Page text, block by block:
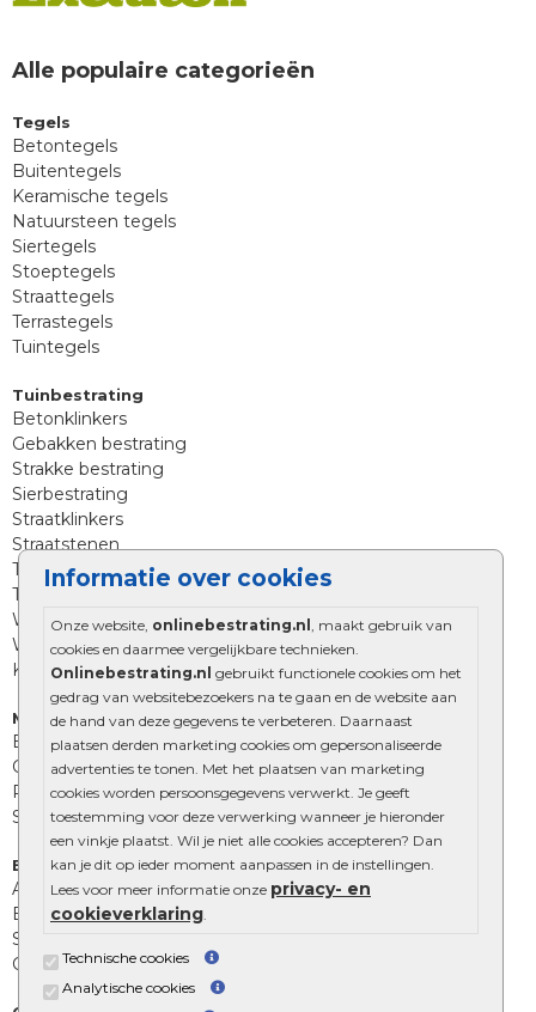
Informatie over cookies
Onze website, onlinebestrating.nl , maakt gebruik van
cookies en daarmee vergelijkbare technieken.
Onlinebestrating.nl gebruikt functionele cookies om het
gedrag van websitebezoekers na te gaan en de website aan
de hand van deze gegevens te verbeteren. Daarnaast
plaatsen derden marketing cookies om gepersonaliseerde
advertenties te tonen. Met het plaatsen van marketing
cookies worden persoonsgegevens verwerkt. Je geeft
toestemming voor deze verwerking wanneer je hieronder
een vinkje plaatst. Wil je niet alle cookies accepteren? Dan
kan je dit op ieder moment aanpassen in de instellingen.
Lees voor meer informatie onze privacy- en
cookieverklaring.
Technische cookies
Analytische cookies
Alle populaire categorieën
Tegels
Betontegels
Buitentegels
Keramische tegels
Natuursteen tegels
Siertegels
Stoeptegels
Straattegels
Terrastegels
Tuintegels
Tuinbestrating
Betonklinkers
Gebakken bestrating
Strakke bestrating
Sierbestrating
Straatklinkers
Straatstenen
Trommelstenen
Tuinstenen
Waalformaat
Wildverband bestrating
Kingstones
Muurelementen
Betonbielzen
Opsluitbanden
Palissades
Stapelblokken
Extra benodigdheden
Afwatering en diversen
Beplantings en betonelementen
Split, grind en zand
Oprit tegels